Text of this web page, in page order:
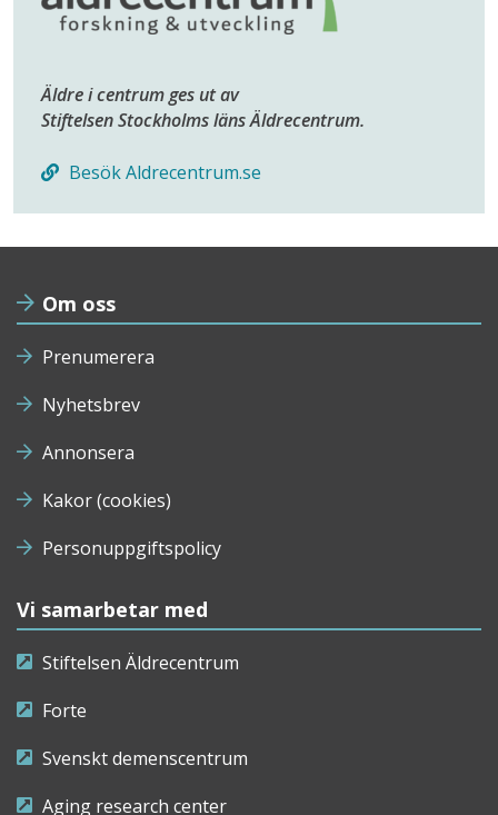
Äldre i centrum ges ut av
Stiftelsen Stockholms läns Äldrecentrum.
Besök Aldrecentrum.se
Om oss
Prenumerera
Nyhetsbrev
Annonsera
Kakor (cookies)
Personuppgiftspolicy
Vi samarbetar med
Stiftelsen Äldrecentrum
Forte
Svenskt demenscentrum
Aging research center